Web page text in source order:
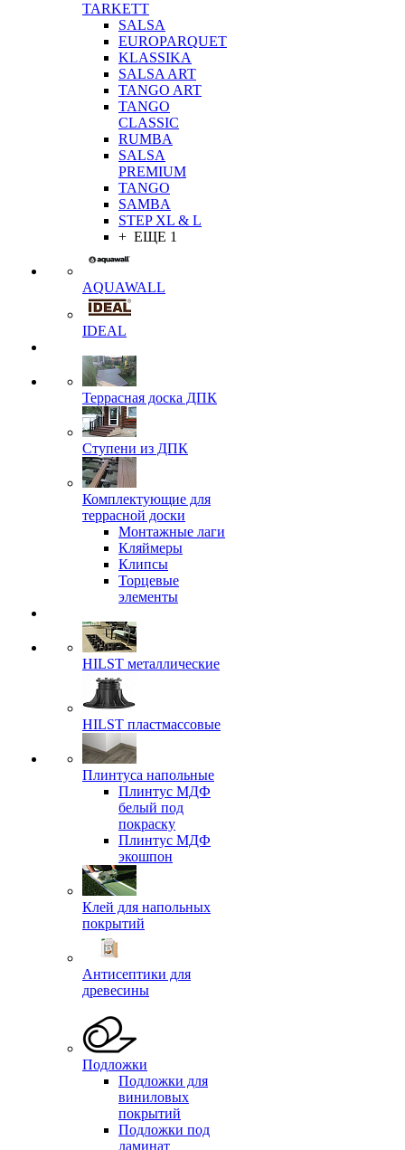
TARKETT
SALSA
EUROPARQUET
KLASSIKA
SALSA ART
TANGO ART
TANGO
CLASSIC
RUMBA
SALSA
PREMIUM
TANGO
SAMBA
STEP XL & L
+ ЕЩЕ 1
AQUAWALL
IDEAL
Террасная доска ДПК
Ступени из ДПК
Комплектующие для
террасной доски
Монтажные лаги
Кляймеры
Клипсы
Торцевые
элементы
HILST металлические
HILST пластмассовые
Плинтуса напольные
Плинтус МДФ
белый под
покраску
Плинтус МДФ
экошпон
Клей для напольных
покрытий
Антисептики для
древесины
Подложки
Подложки для
виниловых
покрытий
Подложки под
ламинат